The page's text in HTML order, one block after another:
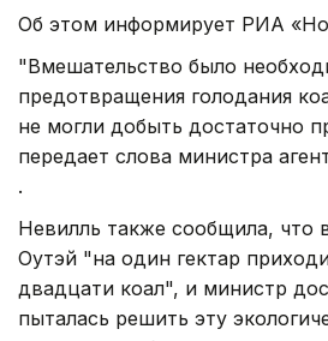
Об этом информирует РИА
"Вмешательство было
предотвращения голодания
не могли добыть достаточно
передает слова министра
.
Невилль также сообщила, что
Оутэй "на один гектар
двадцати коал", и министр
пыталась решить эту